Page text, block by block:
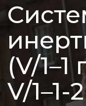
(V/1–1
V/1–1-